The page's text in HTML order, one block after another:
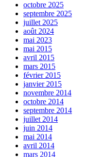
octobre 2025
septembre 2025
juillet 2025
août 2024
mai 2023
mai 2015
avril 2015
mars 2015
février 2015
janvier 2015
novembre 2014
octobre 2014
septembre 2014
juillet 2014
juin 2014
mai 2014
avril 2014
mars 2014